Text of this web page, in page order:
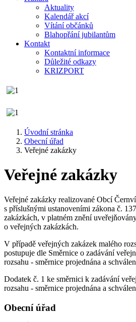
Aktuality
Kalendář akcí
Vítání občánků
Blahopřání jubilantům
Kontakt
Kontaktní informace
Důležité odkazy
KRIZPORT
Úvodní stránka
Obecní úřad
Veřejné zakázky
Veřejné zakázky
Veřejné zakázky realizované Obcí
s příslušnými ustanoveními zákona č.
zakázkách, v platném znění
o veřejných zakázkách.
V případě veřejných zakázek malého
postupuje dle Směrnice o zadávání
rozsahu - směrnice projednána a
Dodatek č. 1 ke směrnici k zadávání
rozsahu - směrnice projednána a
Obecní úřad